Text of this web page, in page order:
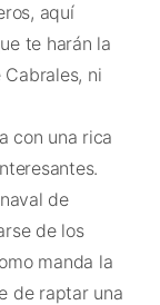
aquí
te harán la
ni
con una rica
de
de los
manda la
de raptar una